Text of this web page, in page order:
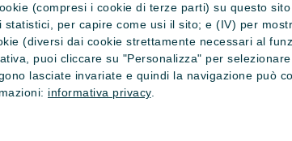
(compresi i cookie di terze parti) su questo
per capire come usi il sito; e (IV) per
(diversi dai cookie strettamente necessari al
puoi cliccare su "Personalizza" per
lasciate invariate e quindi la navigazione può
informativa privacy.
cookiePrivacy e cookie policy
- Copyright © 2026 Crédit Agricole Italia